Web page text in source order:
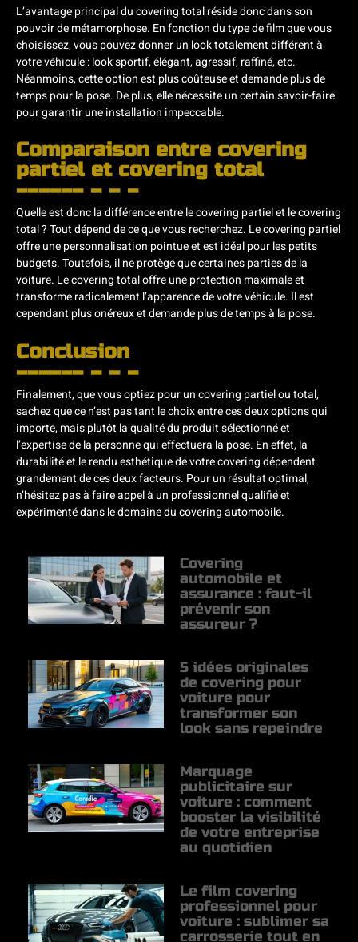
L’avantage principal du covering total réside donc dans son
pouvoir de métamorphose. En fonction du type de film que vous
choisissez, vous pouvez donner un look totalement différent à
votre véhicule : look sportif, élégant, agressif, raffiné, etc.
Néanmoins, cette option est plus coûteuse et demande plus de
temps pour la pose. De plus, elle nécessite un certain savoir-faire
pour garantir une installation impeccable.
Comparaison entre covering
partiel et covering total
Quelle est donc la différence entre le covering partiel et le covering
total ? Tout dépend de ce que vous recherchez. Le covering partiel
offre une personnalisation pointue et est idéal pour les petits
budgets. Toutefois, il ne protège que certaines parties de la
voiture. Le covering total offre une protection maximale et
transforme radicalement l’apparence de votre véhicule. Il est
cependant plus onéreux et demande plus de temps à la pose.
Conclusion
Finalement, que vous optiez pour un covering partiel ou total,
sachez que ce n’est pas tant le choix entre ces deux options qui
importe, mais plutôt la qualité du produit sélectionné et
l’expertise de la personne qui effectuera la pose. En effet, la
durabilité et le rendu esthétique de votre covering dépendent
grandement de ces deux facteurs. Pour un résultat optimal,
n’hésitez pas à faire appel à un professionnel qualifié et
expérimenté dans le domaine du covering automobile.
Covering
automobile et
assurance : faut-il
prévenir son
assureur ?
5 idées originales
de covering pour
voiture pour
transformer son
look sans repeindre
Marquage
publicitaire sur
voiture : comment
booster la visibilité
de votre entreprise
au quotidien
Le film covering
professionnel pour
voiture : sublimer sa
carrosserie tout en